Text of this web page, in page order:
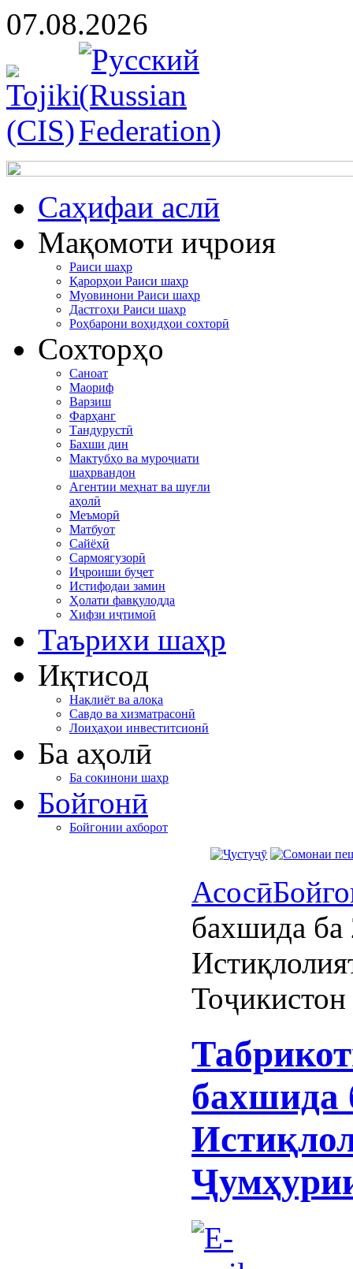
07.08.2026
Cаҳифаи аслӣ
Мақомоти иҷроия
Раиси шаҳр
Қарорҳои Раиси шаҳр
Муовинони Раиси шаҳр
Дастгоҳи Раиси шаҳр
Роҳбарони воҳидҳои сохторӣ
Сохторҳо
Саноат
Маориф
Варзиш
Фарҳанг
Тандурустӣ
Бахши дин
Мактубҳо ва муроҷиати
шаҳрвандон
Агентии меҳнат ва шуғли
аҳолӣ
Меъморӣ
Матбуот
Сайёҳӣ
Сармоягузорӣ
Иҷроиши буҷет
Истифодаи замин
Ҳолати фавқулодда
Хифзи иҷтимоӣ
Таърихи шаҳр
Иқтисод
Нақлиёт ва алоқа
Савдо ва хизматрасонӣ
Лоиҳаҳои инвеститсионӣ
Ба аҳолӣ
Ба сокинони шаҳр
Бойгонӣ
Бойгонии ахборот
Асосӣ
бахшида ба
Тоҷикистон
бахшида